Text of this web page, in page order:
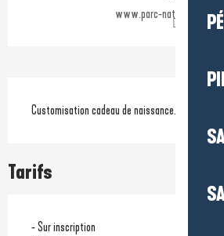
www.parc-naturel-
Description
Customisation cadeau de naissance.
Tarifs
- Sur inscription